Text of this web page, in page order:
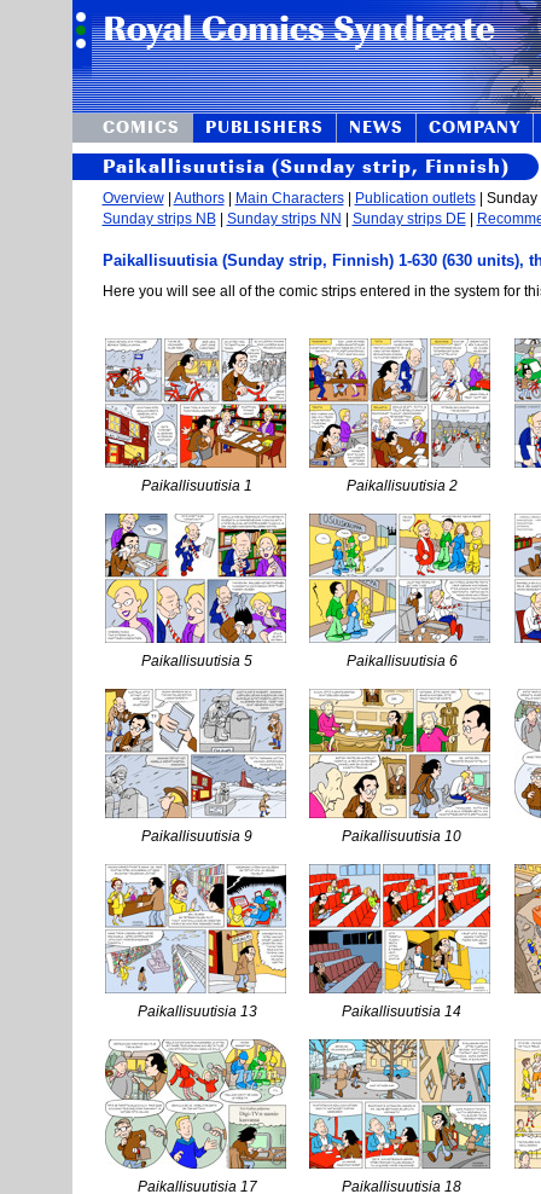
COMICS PUBLISHERS NEWS COMPANY
Paikallisuutisia (Sunday strip, Finnish)
Overview| Authors| Main Characters| Publication outlets| Sunday
Sunday strips NB| Sunday strips NN Sunday strips DE|
Paikallisuutisia (Sunday strip, Finnish) 1-630 (630 units),
Here you will see all of the comic strips entered in the system for
Paikallisuutisia 1 Paikallisuutisia 2
Paikallisuutisia 5 Paikallisuutisia 6
Paikallisuutisia 9 Paikallisuutisia 10
Paikallisuutisia 13 Paikallisuutisia 14
Paikallisuutisia 17 Paikallisuutisia 18